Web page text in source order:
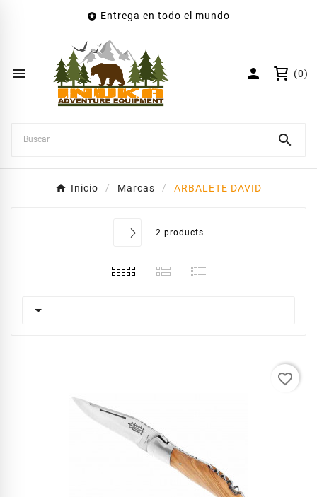
 Entrega en todo el mundo
  (0)

Inicio Marcas ARBALETE DAVID
2 products

favorite_border
Nombre de la lista de deseos